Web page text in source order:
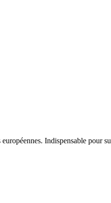
Indispensable pour